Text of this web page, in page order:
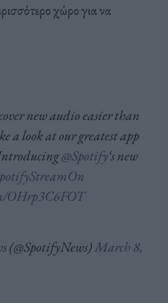
χώρο για να
new audio easier than
a look at our greatest app
@Spotify‘s new
OHrp3C6FOT
(@SpotifyNews)March 8,